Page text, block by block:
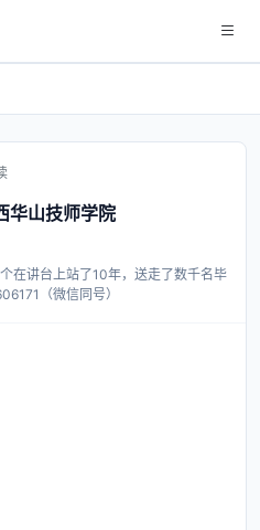
华山技师学院
在讲台上站了10年，送走了数千名毕
（微信同号）